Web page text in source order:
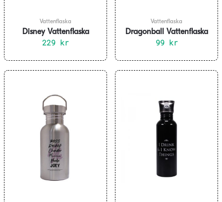
Vattenflaska
Disney Vattenflaska
Rostfritt Stål
229 kr
Vattenflaska
Dragonball Vattenflaska
850ml
99 kr